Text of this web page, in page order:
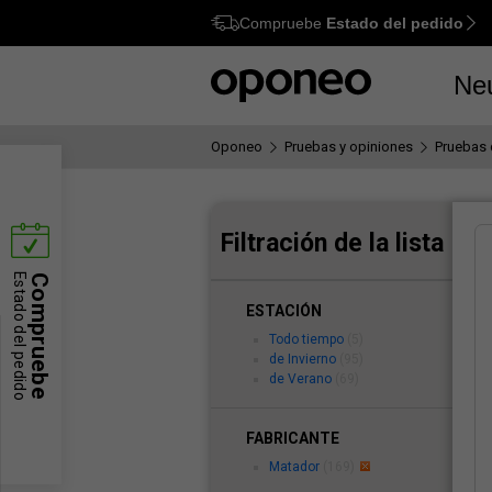
Ctrl M
Compruebe Estado del pedido
Oponeo Pruebas y opiniones
Filtración de la lista
ESTACIÓN
Todo tiempo
de Invierno
de Verano
FABRICANTE
Matador
Compruebe
Estado del pedido